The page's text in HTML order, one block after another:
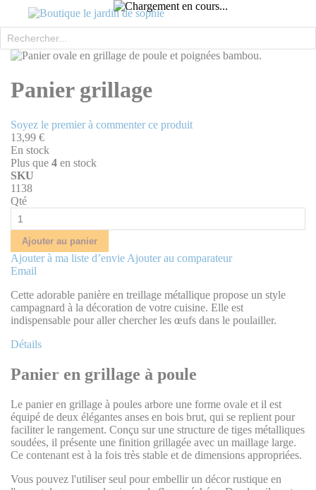
Rechercher
Skip
the
end
the
images
gallery
to
the
of
the
images
gallery
Panier grillage
Soyez le premier à commenter ce produit
13,99 €
En stock
Plus que 4 en stock
SKU
1138
Qté
Ajouter au panier
Ajouter à ma liste d’envie Ajouter au comparateur
Email
Cette adorable panière en treillage métallique propose un style
campagnard à la décoration de votre cuisine. Elle est
indispensable pour aller chercher les œufs dans le poulailler.
Détails
Panier en grillage à poule
Le panier en grillage à poules arbore une forme ovale et il est
équipé de deux élégantes anses en bois brut, qui se replient pour
faciliter le rangement. Conçu sur une structure de tiges métalliques
soudées, il présente une finition grillagée avec un maillage large.
Ce contenant est à la fois très stable et de dimensions appropriées.
Vous pouvez l'utiliser seul pour embellir un décor rustique en